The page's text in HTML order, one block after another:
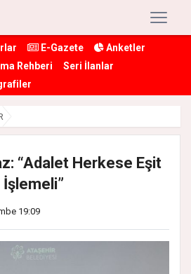
E-Gazete
Anketler
Rehberi
Seri İlanlar
“Adalet Herkese Eşit
İşlemeli”
19:09